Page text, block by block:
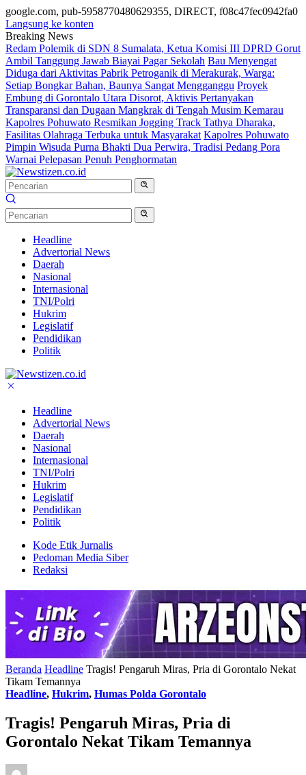
google.com, pub-5958770480629355, DIRECT, f08c47fec0942fa0
Langsung ke konten
Breaking News
Redam Polemik di SDN 8 Sumalata, Ketua Komisi III DPRD Gorut
Ambil Tanggung Jawab Biayai Pagar Sekolah Bau Menyengat
Diduga dari Aktivitas Pabrik Petroganik di Merakurak, Warga:
Setiap Bongkar Bahan, Baunya Sangat Mengganggu Proyek
Embung di Gorontalo Utara Disorot, Aktivis Pertanyakan
Transparansi dan Dugaan Mangkrak di Tengah Musim Kemarau
Kapolres Pohuwato Resmikan Jogging Track Tathya Dharaka,
Fasilitas Olahraga Terbuka untuk Masyarakat Kapolres Pohuwato
Pimpin Wisuda Purna Bhakti Dua Perwira, Tradisi Pedang Pora
Warnai Pelepasan Penuh Penghormatan
Headline
Advertorial News
Daerah
Nasional
Internasional
TNI/Polri
Hukrim
Legislatif
Pendidikan
Politik
Headline
Advertorial News
Daerah
Nasional
Internasional
TNI/Polri
Hukrim
Legislatif
Pendidikan
Politik
Kode Etik Jurnalis
Pedoman Media Siber
Redaksi
Beranda Headline Tragis! Pengaruh Miras, Pria di Gorontalo Nekat
Tikam Temannya
Headline, Hukrim, Humas Polda Gorontalo
Tragis! Pengaruh Miras, Pria di
Gorontalo Nekat Tikam Temannya